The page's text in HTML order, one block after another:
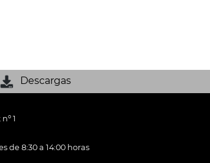
Descargas
1
de 8:30 a 14:00 horas